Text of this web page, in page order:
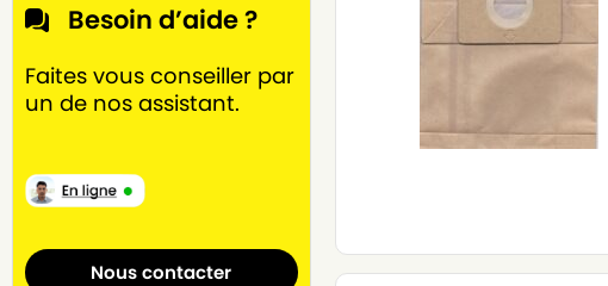
Besoin d’aide ?
Faites vous conseiller par
un de nos assistant.
Nous contacter